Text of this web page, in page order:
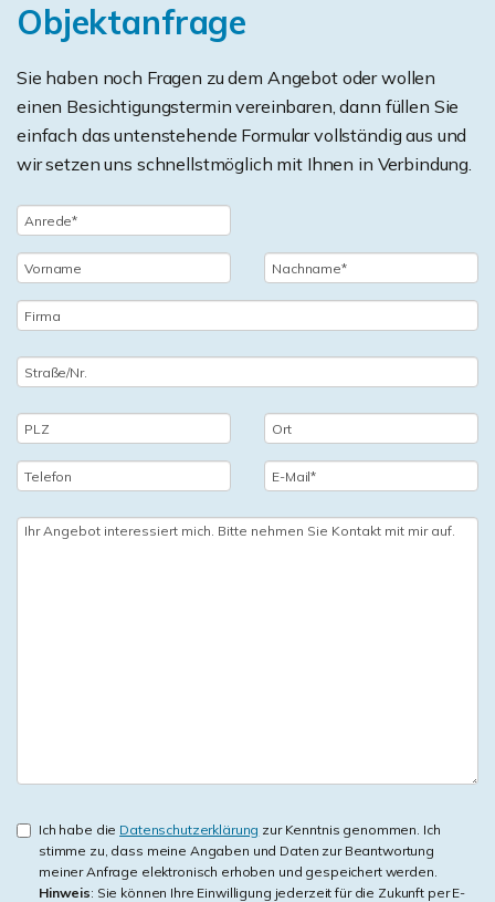
Objektanfrage
Sie haben noch Fragen zu dem Angebot oder wollen
einen Besichtigungstermin vereinbaren, dann füllen Sie
einfach das untenstehende Formular vollständig aus und
wir setzen uns schnellstmöglich mit Ihnen in Verbindung.
Ich habe die Datenschutzerklärung zur Kenntnis genommen. Ich
stimme zu, dass meine Angaben und Daten zur Beantwortung
meiner Anfrage elektronisch erhoben und gespeichert werden.
Hinweis: Sie können Ihre Einwilligung jederzeit für die Zukunft per E-